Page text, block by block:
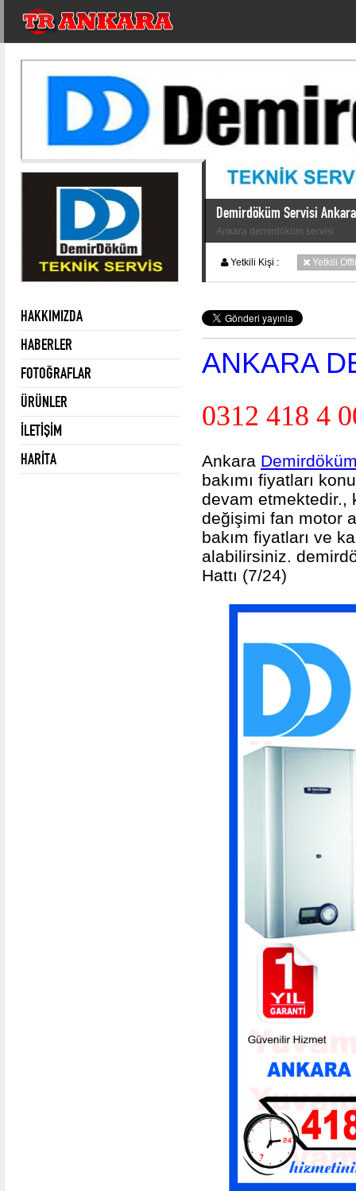
Demirdöküm Servisi
Ankara demirdöküm servisi
Yetkili Kişi : Yetkili
HAKKIMIZDA
HABERLER
FOTOĞRAFLAR
ÜRÜNLER
İLETİŞİM
HARİTA
ANKARA
0312 418 4
Ankara
bakımı fiyatları
devam etmektedir.,
değişimi fan motor
bakım fiyatları ve
alabilirsiniz.
Hattı (7/24)